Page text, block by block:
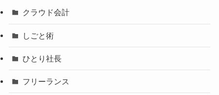
クラウド会計
しごと術
ひとり社長
フリーランス